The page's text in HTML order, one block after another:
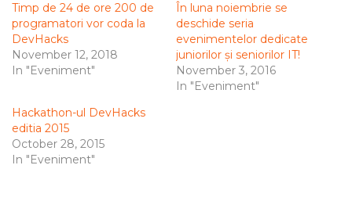
Timp de 24 de ore 200 de
programatori vor coda la
DevHacks
November 12, 2018
In "Eveniment"
În luna noiembrie se
deschide seria
evenimentelor dedicate
juniorilor și seniorilor IT!
November 3, 2016
In "Eveniment"
Hackathon-ul DevHacks
editia 2015
October 28, 2015
In "Eveniment"